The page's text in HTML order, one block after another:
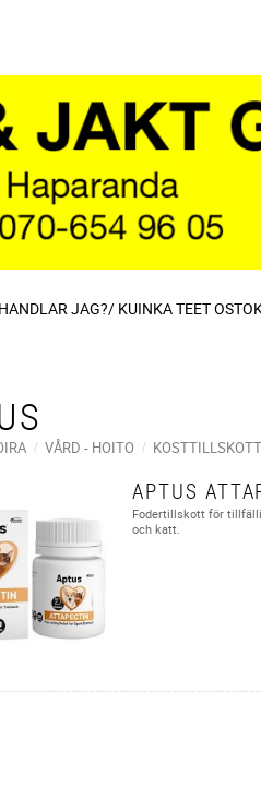
JAG?/ KUINKA TEET
VÅRD - HOITO
APTUS
Fodertillskott för
och katt.